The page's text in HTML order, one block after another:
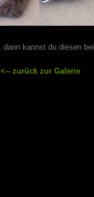
kannst du diesen bei
<-- zurück zur Galerie